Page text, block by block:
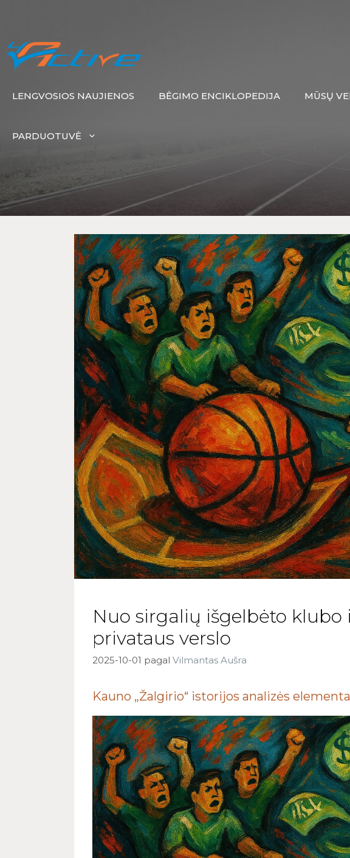
LENGVOSIOS NAUJIENOS BĖGIMO ENCIKLOPEDIJA MŪSŲ
PARDUOTUVĖ
Nuo sirgalių išgelbėto
privataus verslo
2025-10-01 pagal Vilmantas Aušra
Kauno „Žalgirio“ istorijos analizės